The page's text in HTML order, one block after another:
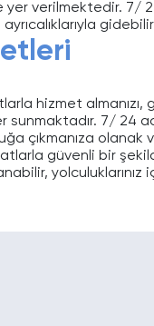
verilmektedir. 7/
hizmet almanızı,
sunmaktadır. 7/
çıkmanıza
güvenli bir
yolculuklarınız